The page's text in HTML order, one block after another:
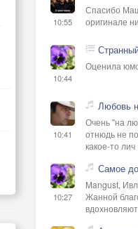
10:55
Спасибо
оригинале
10:44
Оценила
10:41
Любовь
Очень "на
отнюдь не
какое-то лич
10:27
Самое
Mangust,
Жанной